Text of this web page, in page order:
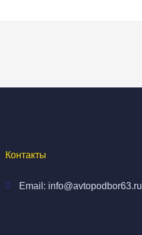
Контакты
Email: info@avtopodbor63.ru